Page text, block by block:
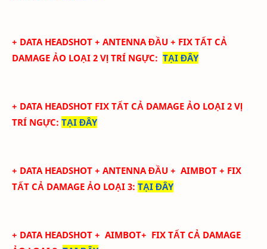
+ DATA HEADSHOT + ANTENNA ĐẦU + FIX TẤT CẢ
DAMAGE ẢO LOẠI 2 VỊ TRÍ NGỰC: TẠI ĐÂY
+ DATA HEADSHOT FIX TẤT CẢ DAMAGE ẢO LOẠI 2 VỊ
TRÍ NGỰC: TẠI ĐÂY
+ DATA HEADSHOT + ANTENNA ĐẦU + AIMBOT + FIX
TẤT CẢ DAMAGE ẢO LOẠI 3: TẠI ĐÂY
+ DATA HEADSHOT + AIMBOT+ FIX TẤT CẢ DAMAGE